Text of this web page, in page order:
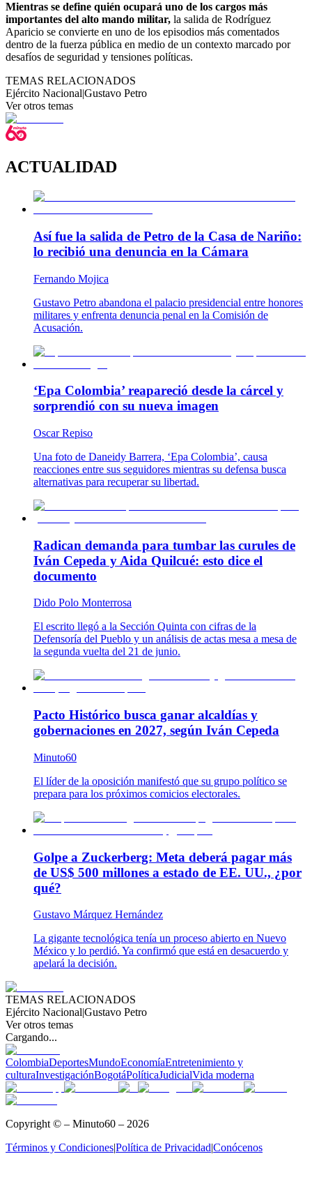
Mientras se define quién ocupará uno de los cargos más
importantes del alto mando militar, la salida de Rodríguez
Aparicio se convierte en uno de los episodios más comentados
dentro de la fuerza pública en medio de un contexto marcado por
desafíos de seguridad y tensiones políticas.
TEMAS RELACIONADOS
Ejército Nacional|Gustavo Petro
Ver otros temas
ACTUALIDAD
Así fue la salida de Petro de la Casa de Nariño:
lo recibió una denuncia en la Cámara
Fernando Mojica
Gustavo Petro abandona el palacio presidencial entre honores
militares y enfrenta denuncia penal en la Comisión de
Acusación.
‘Epa Colombia’ reapareció desde la cárcel y
sorprendió con su nueva imagen
Oscar Repiso
Una foto de Daneidy Barrera, ‘Epa Colombia’, causa
reacciones entre sus seguidores mientras su defensa busca
alternativas para recuperar su libertad.
Radican demanda para tumbar las curules de
Iván Cepeda y Aida Quilcué: esto dice el
documento
Dido Polo Monterrosa
El escrito llegó a la Sección Quinta con cifras de la
Defensoría del Pueblo y un análisis de actas mesa a mesa de
la segunda vuelta del 21 de junio.
Pacto Histórico busca ganar alcaldías y
gobernaciones en 2027, según Iván Cepeda
Minuto60
El líder de la oposición manifestó que su grupo político se
prepara para los próximos comicios electorales.
Golpe a Zuckerberg: Meta deberá pagar más
de US$ 500 millones a estado de EE. UU., ¿por
qué?
Gustavo Márquez Hernández
La gigante tecnológica tenía un proceso abierto en Nuevo
México y lo perdió. Ya confirmó que está en desacuerdo y
apelará la decisión.
TEMAS RELACIONADOS
Ejército Nacional|Gustavo Petro
Ver otros temas
Cargando...
ColombiaDeportesMundoEconomíaEntretenimiento y
culturaInvestigaciónBogotáPolíticaJudicialVida moderna
Copyright © – Minuto60 – 2026
Términos y Condiciones|Política de Privacidad|Conócenos